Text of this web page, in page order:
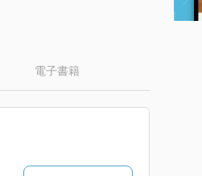
電子書籍